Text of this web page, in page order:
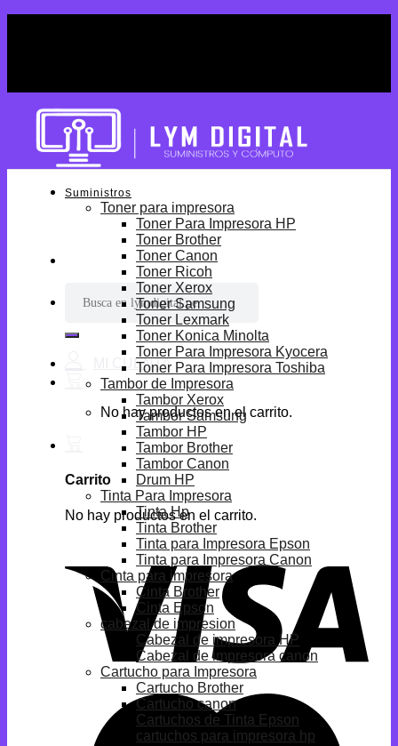
por:
No hay productos en el carrito.
Carrito
No hay productos en el carrito.
Suministros
Toner para impresora
Toner Para Impresora HP
Toner Brother
Toner Canon
Toner Ricoh
Toner Xerox
Toner Samsung
Toner Lexmark
Toner Konica Minolta
Toner Para Impresora Kyocera
Toner Para Impresora Toshiba
Tambor de Impresora
Tambor Xerox
Tambor Samsung
Tambor HP
Tambor Brother
Tambor Canon
Drum HP
Tinta Para Impresora
Tinta Hp
Tinta Brother
Tinta para Impresora Epson
Tinta para Impresora Canon
Cinta para impresora
Cinta Brother
Cinta Epson
cabezal de impresion
Cabezal de impresora HP
Cabezal de impresora canon
Cartucho para Impresora
Cartucho Brother
Cartucho canon
Cartuchos de Tinta Epson
cartuchos para impresora hp